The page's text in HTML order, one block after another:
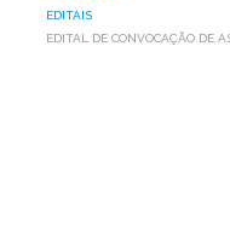
EDITAIS
EDITAL DE CONVOCAÇÃO DE